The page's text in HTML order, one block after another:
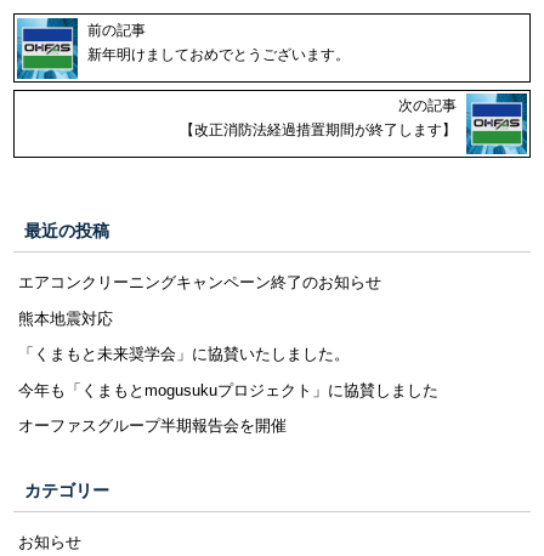
前の記事
新年明けましておめでとうございます。
次の記事
【改正消防法経過措置期間が終了します】
最近の投稿
エアコンクリーニングキャンペーン終了のお知らせ
熊本地震対応
「くまもと未来奨学会」に協賛いたしました。
今年も「くまもとmogusukuプロジェクト」に協賛しました
オーファスグループ半期報告会を開催
カテゴリー
お知らせ